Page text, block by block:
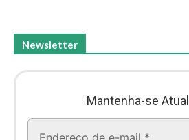
Newsletter
Mantenha-se